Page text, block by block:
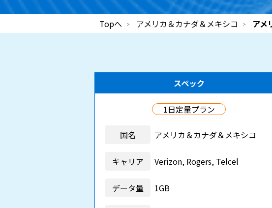
Topへ アメリカ＆カナダ＆メキシコ アメ
スペック
1日定量プラン
国名 アメリカ＆カナダ＆メキシコ
キャリア Verizon, Rogers, Telcel
データ量 1GB